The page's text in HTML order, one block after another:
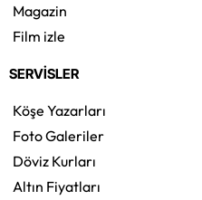
Magazin
Film izle
SERVİSLER
Köşe Yazarları
Foto Galeriler
Döviz Kurları
Altın Fiyatları